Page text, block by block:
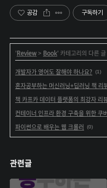
공감 구독하기
'Review> Book' 카테고리의 다른 글
개발자가 영어도 잘해야 하나요? (1)
혼자공부하는 머신러닝+딥러닝 책 리
책 카프카 데이터 플랫폼의 최강자 리
파이썬으로 배우는 웹 크롤러 (0)
관련글